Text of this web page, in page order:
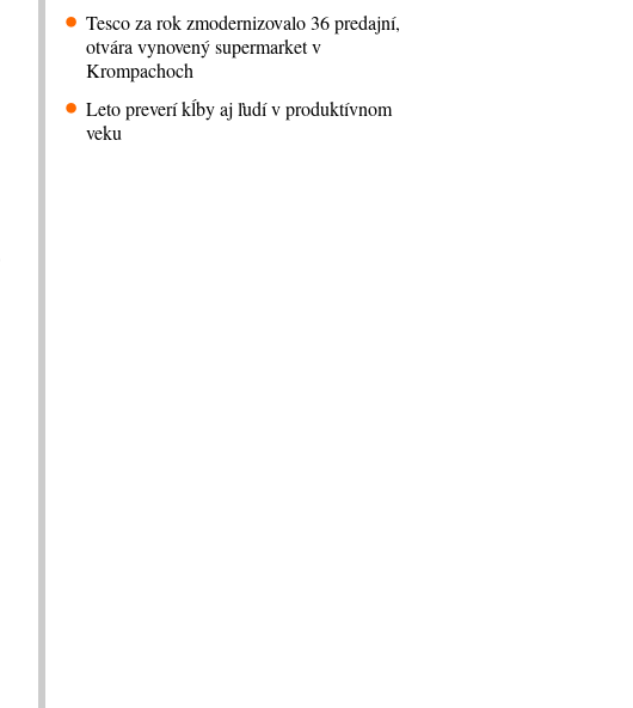
Tesco za rok zmodernizovalo 36 predajní,
otvára vynovený supermarket v
Krompachoch
Leto preverí kĺby aj ľudí v produktívnom
veku